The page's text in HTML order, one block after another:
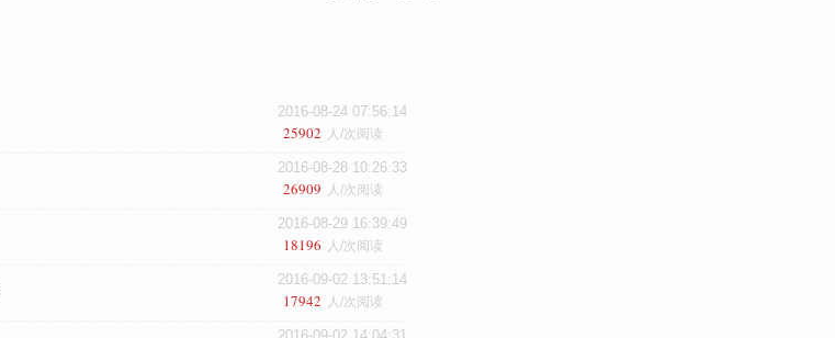
2016-08-24 07:56:14
25902 人/次阅读
2016-08-28 10:26:33
26909 人/次阅读
2016-08-29 16:39:49
18196 人/次阅读
2016-09-02 13:51:14
17942 人/次阅读